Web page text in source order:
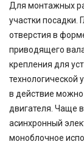
Для монтажных
участки посадки.
отверстия в
приводящего
крепления для
технологической
в действие можно
двигателя. Чаще
асинхронный
моноблочное